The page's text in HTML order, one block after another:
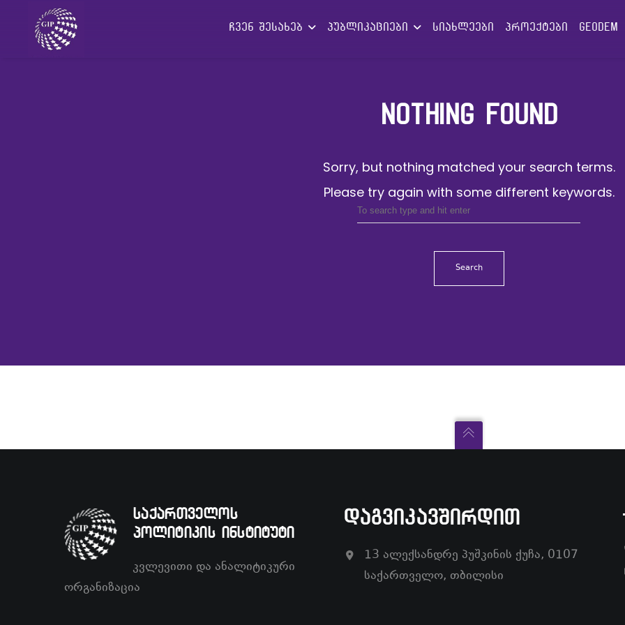
ჩვენ შესახებ პუბლიკაციები სიახლეები პროექტები GEODEM
NOTHING FOUND
Sorry, but nothing matched your search terms.
Please try again with some different keywords.
Search
საქართველოს
პოლიტიკის ინსტიტუტი
კვლევითი და ანალიტიკური
ორგანიზაცია
ᲓᲐᲒᲕᲘᲙᲐᲕᲨᲘᲠᲓᲘᲗ
13 ალექსანდრე პუშკინის ქუჩა, 0107
საქართველო, თბილისი